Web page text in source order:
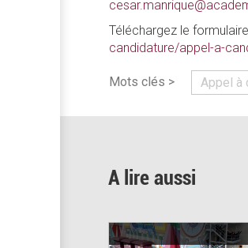
Téléchargez le
candidature/appel-a-
Mots clés > Appel à
A lire aussi